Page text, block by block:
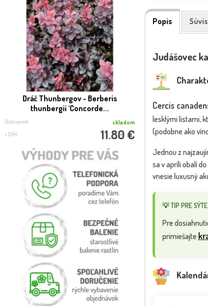
Dráč Thunbergov - Berberis
thunbergii ´Concorde...
Dostupnosť: skladom
s DPH 11.80 €
´Crimson
Dostupnosť:
Popis
Judášovec
Cercis
lesklými listami,
(podobne ako
Jednou z
sa v apríli obalí
vnesie luxusný
💡 TIP PRE
Pre
primiešajte